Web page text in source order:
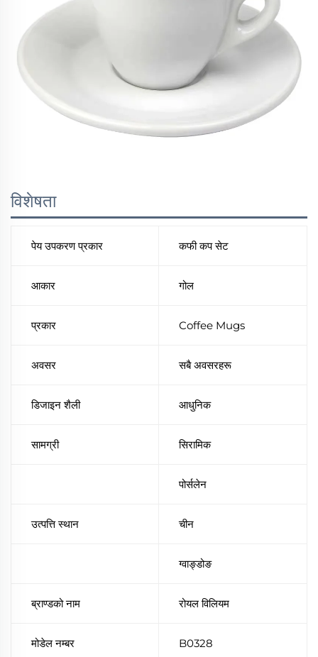
विशेषता
पेय उपकरण प्रकार कफी कप सेट
आकार गोल
प्रकार Coffee Mugs
अवसर सबै अवसरहरू
डिजाइन शैली आधुनिक
सामग्री सिरामिक
पोर्सलेन
उत्पत्ति स्थान चीन
ग्वाङ्डोङ
ब्राण्डको नाम रोयल विलियम
मोडेल नम्बर B0328